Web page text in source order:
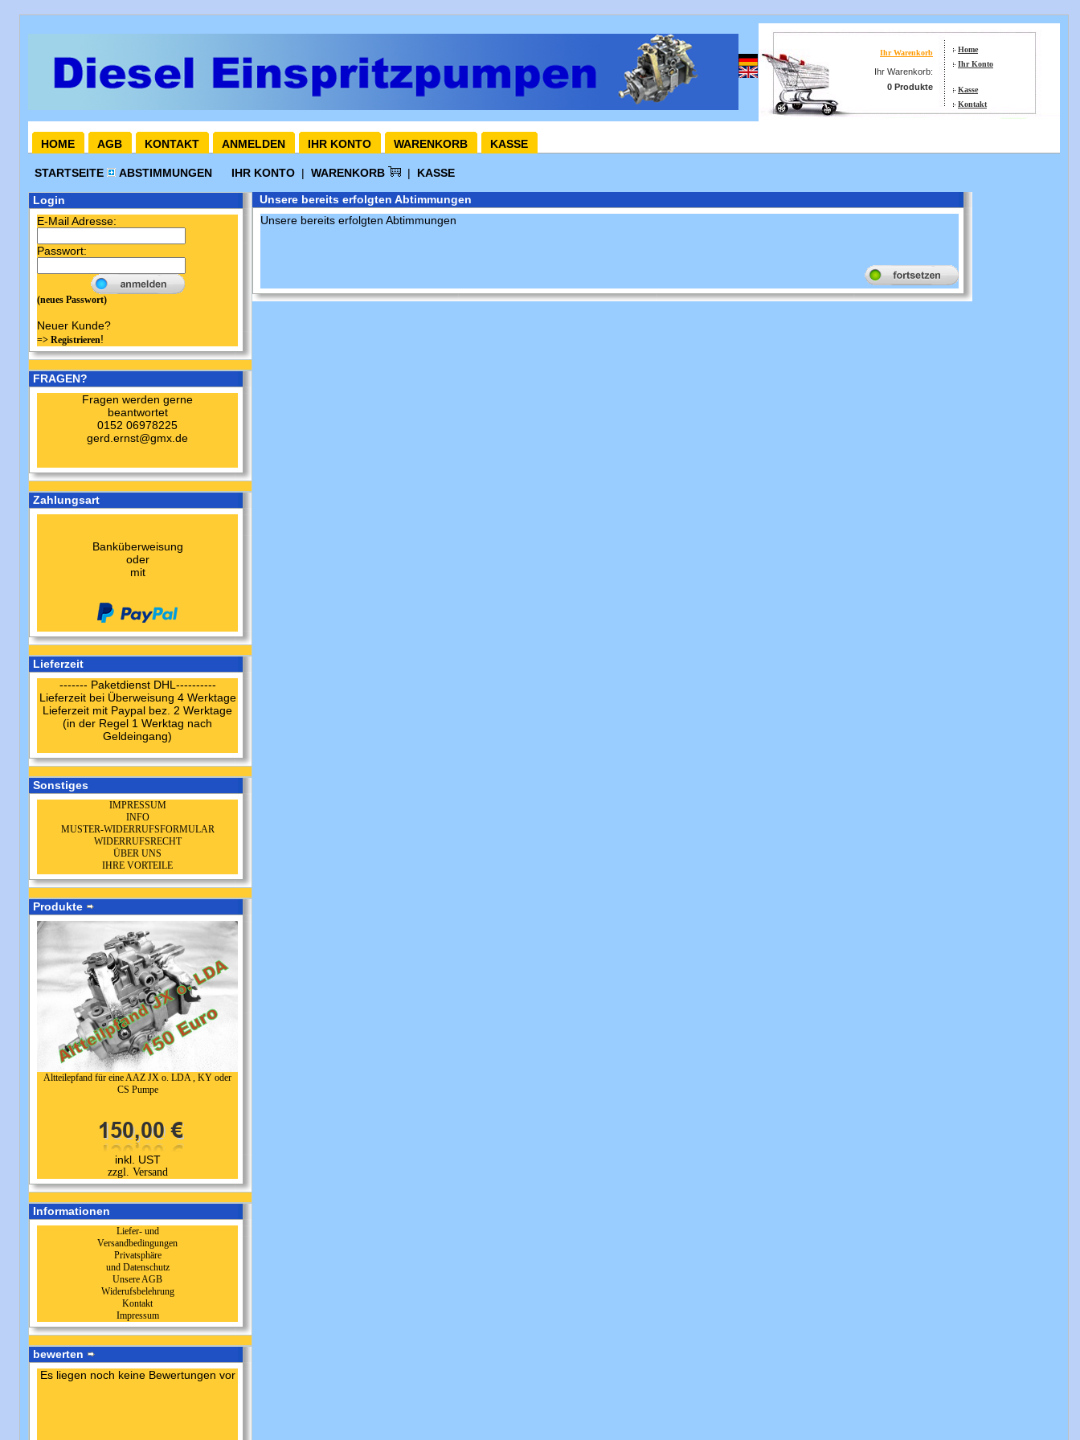
Ihr Warenkorb
Ihr Warenkorb:
0 Produkte
Home
Ihr Konto
Kasse
Kontakt
HOME AGB KONTAKT ANMELDEN IHR KONTO WARENKORB KASSE
STARTSEITE ABSTIMMUNGEN IHR KONTO | WARENKORB | KASSE
Login
E-Mail Adresse:
Passwort:
(neues Passwort)
Neuer Kunde?
=> Registrieren!
FRAGEN?
Fragen werden gerne
beantwortet
0152 06978225
gerd.ernst@gmx.de
Zahlungsart
Banküberweisung
oder
mit
Lieferzeit
------- Paketdienst DHL----------
Lieferzeit bei Überweisung 4 Werktage
Lieferzeit mit Paypal bez. 2 Werktage
(in der Regel 1 Werktag nach
Geldeingang)
Sonstiges
IMPRESSUM
INFO
MUSTER-WIDERRUFSFORMULAR
WIDERRUFSRECHT
ÜBER UNS
IHRE VORTEILE
Produkte
Altteilepfand für eine AAZ JX o. LDA , KY oder
CS Pumpe
inkl. UST
zzgl. Versand
Informationen
Liefer- und
Versandbedingungen
Privatsphäre
und Datenschutz
Unsere AGB
Widerufsbelehrung
Kontakt
Impressum
bewerten
Es liegen noch keine Bewertungen vor
Unsere bereits erfolgten Abtimmungen
Unsere bereits erfolgten Abtimmungen